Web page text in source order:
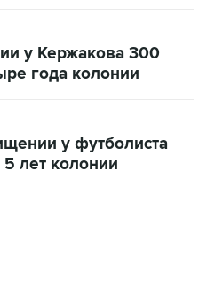
у Кержакова 300
года колонии
у футболиста
лет колонии